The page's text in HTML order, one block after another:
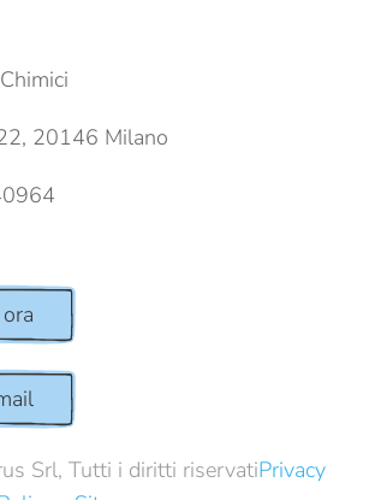
20146 Milano
Srl, Tutti i diritti riservatiPrivacy